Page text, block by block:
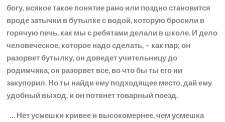
богу, всякое такое понятие рано или поздно становится
вроде затычки в бутылке с водой, которую бросили в
горячую печь, как мы с ребятами делали в школе. И дело
человеческое, которое надо сделать, – как пар; он
разорвет бутылку, он доведет учительницу до
родимчика, он разорвет все, во что бы ты его ни
закупорил. Но ты найди ему подходящее место, дай ему
удобный выход, и он потянет товарный поезд.
… Нет усмешки кривее и высокомернее, чем усмешка